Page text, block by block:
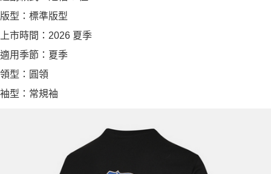
版型：標準版型
上市時間：2026 夏季
適用季節：夏季
領型：圓領
袖型：常規袖